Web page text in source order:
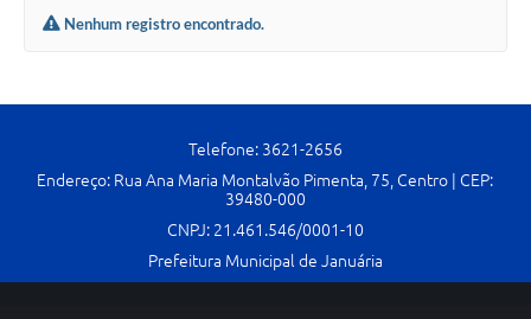
Serviços Online
SIC
Nenhum registro encontrado.
Telefone: 3621-2656
Endereço: Rua Ana Maria Montalvão Pimenta, 75, Centro | CEP:
39480-000
CNPJ: 21.461.546/0001-10
Prefeitura Municipal de Januária